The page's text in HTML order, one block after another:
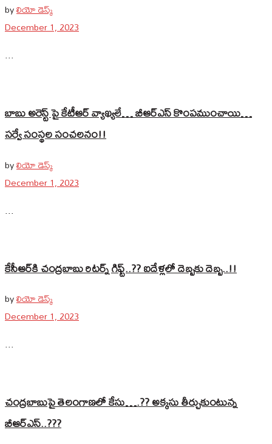
byలియో డెస్క్
December 1, 2023
...
బాబు అరెస్ట్ పై కేటీఆర్ వ్యాఖ్యలే… బీఆర్ఎస్ కొంపముంచాయి…
సర్వే సంస్థల సంచలనం!!
byలియో డెస్క్
December 1, 2023
...
కేసీఆర్‌కి చంద్రబాబు రిటర్న్ గిఫ్ట్..?? ఐదేళ్లలో దెబ్బకు దెబ్బ..!!
byలియో డెస్క్
December 1, 2023
...
చంద్రబాబుపై తెలంగాణలో కేసు….?? అక్కసు తీర్చుకుంటున్న
బీఆర్‌ఎస్‌..???